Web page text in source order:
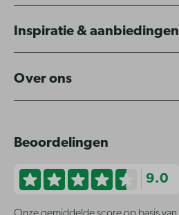
Inspiratie & aanbiedingen
Over ons
Beoordelingen
9.0